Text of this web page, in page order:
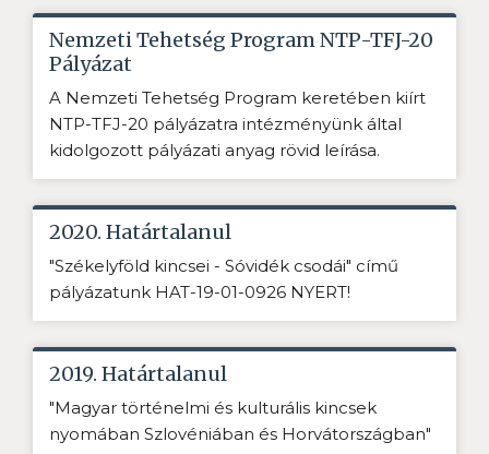
Nemzeti Tehetség Program NTP-TFJ-20
Pályázat
A Nemzeti Tehetség Program keretében kiírt
NTP-TFJ-20 pályázatra intézményünk által
kidolgozott pályázati anyag rövid leírása.
2020. Határtalanul
"Székelyföld kincsei - Sóvidék csodái" című
pályázatunk HAT-19-01-0926 NYERT!
2019. Határtalanul
"Magyar történelmi és kulturális kincsek
nyomában Szlovéniában és Horvátországban"